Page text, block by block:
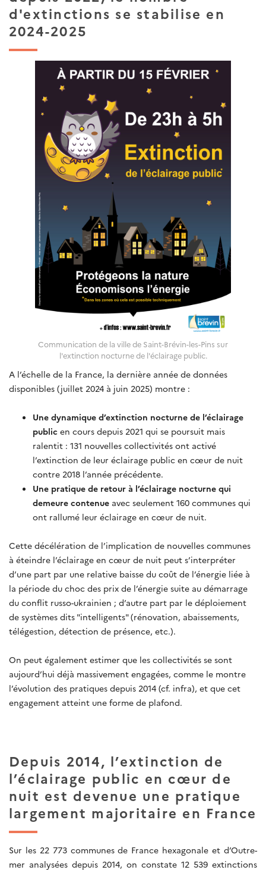
d'extinctions se stabilise en
2024-2025
Communication de la ville de Saint-Brévin-les-Pins sur
l'extinction nocturne de l'éclairage public.
A l’échelle de la France, la dernière année de données
disponibles (juillet 2024 à juin 2025) montre :
Une dynamique d’extinction nocturne de l’éclairage
public en cours depuis 2021 qui se poursuit mais
ralentit : 131 nouvelles collectivités ont activé
l’extinction de leur éclairage public en cœur de nuit
contre 2018 l’année précédente.
Une pratique de retour à l’éclairage nocturne qui
demeure contenue avec seulement 160 communes qui
ont rallumé leur éclairage en cœur de nuit.
Cette décélération de l’implication de nouvelles communes
à éteindre l’éclairage en cœur de nuit peut s’interpréter
d’une part par une relative baisse du coût de l’énergie liée à
la période du choc des prix de l’énergie suite au démarrage
du conflit russo-ukrainien ; d’autre part par le déploiement
de systèmes dits "intelligents" (rénovation, abaissements,
télégestion, détection de présence, etc.).
On peut également estimer que les collectivités se sont
aujourd’hui déjà massivement engagées, comme le montre
l’évolution des pratiques depuis 2014 (cf. infra), et que cet
engagement atteint une forme de plafond.
Depuis 2014, l’extinction de
l’éclairage public en cœur de
nuit est devenue une pratique
largement majoritaire en France
Sur les 22 773 communes de France hexagonale et d’Outre-
mer analysées depuis 2014, on constate 12 539 extinctions